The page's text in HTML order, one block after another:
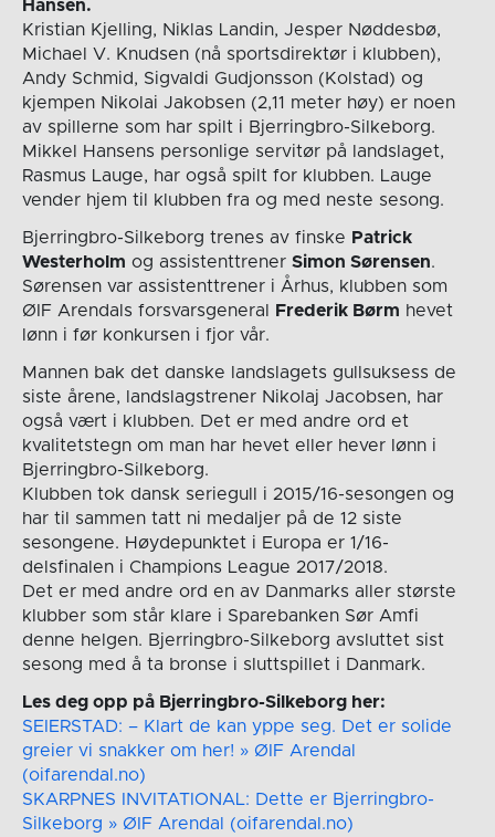
Hansen.
Kristian Kjelling, Niklas Landin, Jesper Nøddesbø,
Michael V. Knudsen (nå sportsdirektør i klubben),
Andy Schmid, Sigvaldi Gudjonsson (Kolstad) og
kjempen Nikolai Jakobsen (2,11 meter høy) er noen
av spillerne som har spilt i Bjerringbro-Silkeborg.
Mikkel Hansens personlige servitør på landslaget,
Rasmus Lauge, har også spilt for klubben. Lauge
vender hjem til klubben fra og med neste sesong.
Bjerringbro-Silkeborg trenes av finske Patrick
Westerholm og assistenttrener Simon Sørensen.
Sørensen var assistenttrener i Århus, klubben som
ØIF Arendals forsvarsgeneral Frederik Børm hevet
lønn i før konkursen i fjor vår.
Mannen bak det danske landslagets gullsuksess de
siste årene, landslagstrener Nikolaj Jacobsen, har
også vært i klubben. Det er med andre ord et
kvalitetstegn om man har hevet eller hever lønn i
Bjerringbro-Silkeborg.
Klubben tok dansk seriegull i 2015/16-sesongen og
har til sammen tatt ni medaljer på de 12 siste
sesongene. Høydepunktet i Europa er 1/16-
delsfinalen i Champions League 2017/2018.
Det er med andre ord en av Danmarks aller største
klubber som står klare i Sparebanken Sør Amfi
denne helgen. Bjerringbro-Silkeborg avsluttet sist
sesong med å ta bronse i sluttspillet i Danmark.
Les deg opp på Bjerringbro-Silkeborg her:
SEIERSTAD: – Klart de kan yppe seg. Det er solide
greier vi snakker om her! » ØIF Arendal
(oifarendal.no)
SKARPNES INVITATIONAL: Dette er Bjerringbro-
Silkeborg » ØIF Arendal (oifarendal.no)